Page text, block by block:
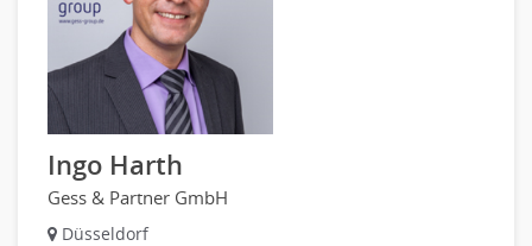
Ingo Harth
Gess & Partner GmbH
Düsseldorf